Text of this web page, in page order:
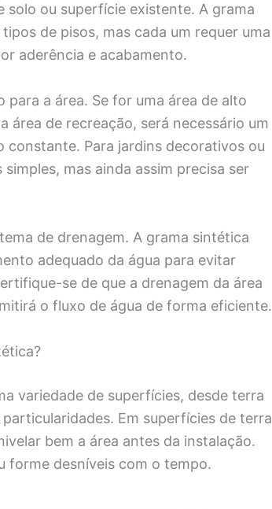
solo ou superfície existente. A grama
de pisos, mas cada um requer uma
aderência e acabamento.
a área. Se for uma área de alto
de recreação, será necessário um
Para jardins decorativos ou
mas ainda assim precisa ser
de drenagem. A grama sintética
adequado da água para evitar
se de que a drenagem da área
o fluxo de água de forma eficiente.
variedade de superfícies, desde terra
Em superfícies de terra
bem a área antes da instalação.
forme desníveis com o tempo.